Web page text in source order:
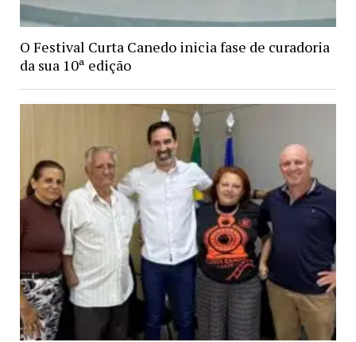
O Festival Curta Canedo inicia fase de curadoria
da sua 10ª edição